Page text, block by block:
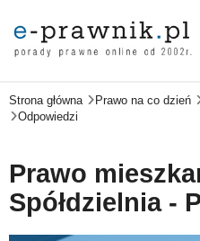
MÓJ E-PRAWNIK -
PORADY PRAWNE
PRAWO NA CO
Strona główna Prawo na co dzień
Odpowiedzi
Prawo
Spółdzielnia -